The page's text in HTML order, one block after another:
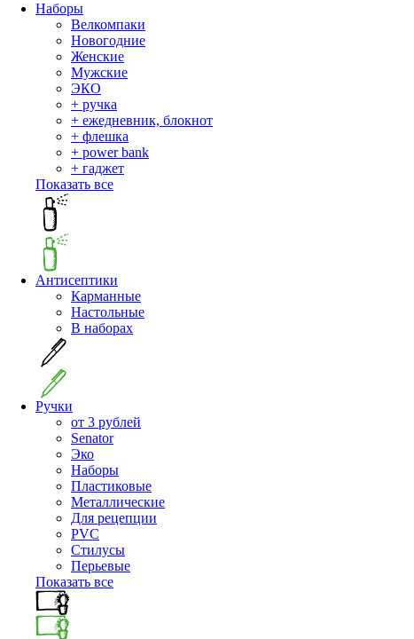
Наборы
Велкомпаки
Новогодние
Женские
Мужские
ЭКО
+ ручка
+ ежедневник, блокнот
+ флешка
+ power bank
+ гаджет
Показать все
Антисептики
Карманные
Настольные
В наборах
Ручки
от 3 рублей
Senator
Эко
Наборы
Пластиковые
Металлические
Для рецепции
PVC
Стилусы
Перьевые
Показать все